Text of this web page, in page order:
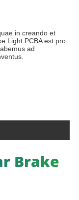
in creando et
Light PCBA est pro
ad
Brake